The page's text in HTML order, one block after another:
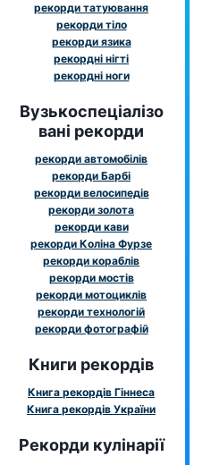
рекорди татуювання
рекорди тіло
рекорди язика
рекордні нігті
рекордні ноги
Вузькоспеціалізо
вані рекорди
рекорди автомобілів
рекорди Барбі
рекорди велосипедів
рекорди золота
рекорди кави
рекорди Коліна Фурзе
рекорди кораблів
рекорди мостів
рекорди мотоциклів
рекорди технологій
рекорди фотографій
Книги рекордів
Книга рекордів Гіннеса
Книга рекордів України
Рекорди кулінарії